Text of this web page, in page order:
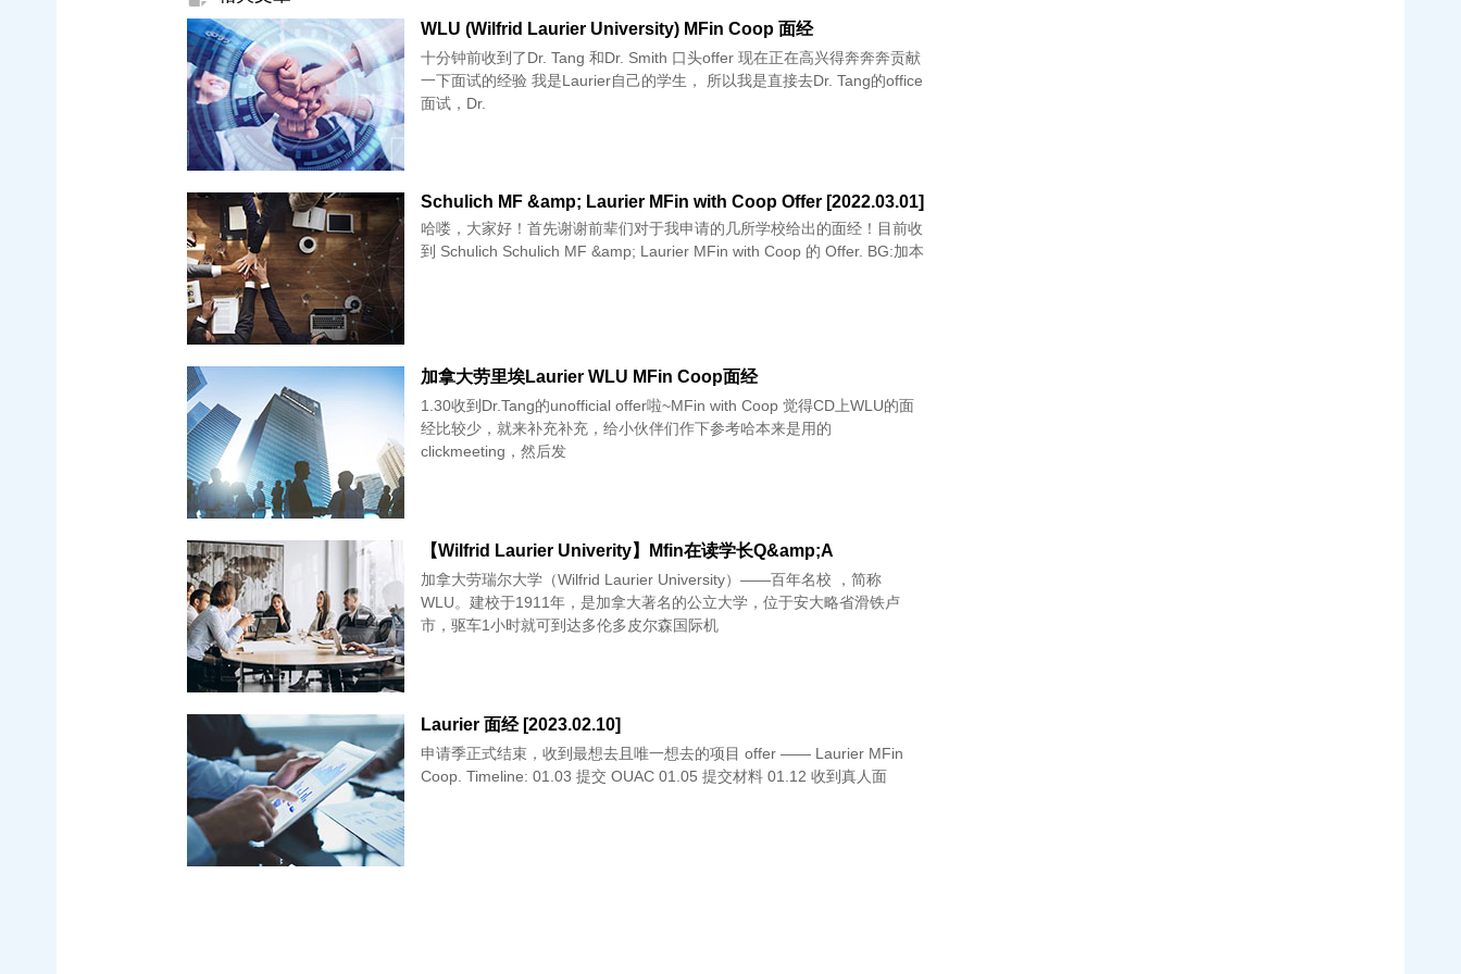
WLU (Wilfrid Laurier University) MFin Coop 面经
十分钟前收到了Dr. Tang 和Dr. Smith 口头offer 现在正在高兴得奔奔奔贡献
一下面试的经验 我是Laurier自己的学生， 所以我是直接去Dr. Tang的office
面试，Dr.
Schulich MF &amp; Laurier MFin with Coop Offer [2022.03.01]
哈喽，大家好！首先谢谢前辈们对于我申请的几所学校给出的面经！目前收
到 Schulich Schulich MF &amp; Laurier MFin with Coop 的 Offer. BG:加本
加拿大劳里埃Laurier WLU MFin Coop面经
1.30收到Dr.Tang的unofficial offer啦~MFin with Coop 觉得CD上WLU的面
经比较少，就来补充补充，给小伙伴们作下参考哈本来是用的
clickmeeting，然后发
【Wilfrid Laurier Univerity】Mfin在读学长Q&amp;A
加拿大劳瑞尔大学（Wilfrid Laurier University）——百年名校 ，简称
WLU。建校于1911年，是加拿大著名的公立大学，位于安大略省滑铁卢
市，驱车1小时就可到达多伦多皮尔森国际机
Laurier 面经 [2023.02.10]
申请季正式结束，收到最想去且唯一想去的项目 offer —— Laurier MFin
Coop. Timeline: 01.03 提交 OUAC 01.05 提交材料 01.12 收到真人面